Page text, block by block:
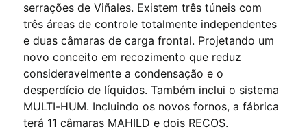
serrações de Viñales. Existem três túneis com
três áreas de controle totalmente independentes
e duas câmaras de carga frontal. Projetando um
novo conceito em recozimento que reduz
consideravelmente a condensação e o
desperdício de líquidos. Também inclui o sistema
MULTI-HUM. Incluindo os novos fornos, a fábrica
terá 11 câmaras MAHILD e dois RECOS.